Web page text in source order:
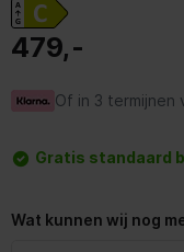
479,-
Of in 3 termijnen
Gratis standaard
Wat kunnen wij nog